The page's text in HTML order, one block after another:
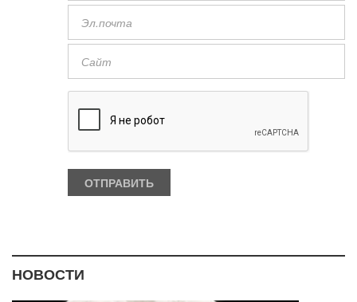
НОВОСТИ